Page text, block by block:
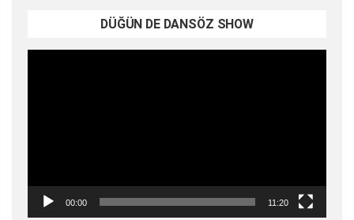
DÜĞÜN DE DANSÖZ SHOW
00:00 11:20